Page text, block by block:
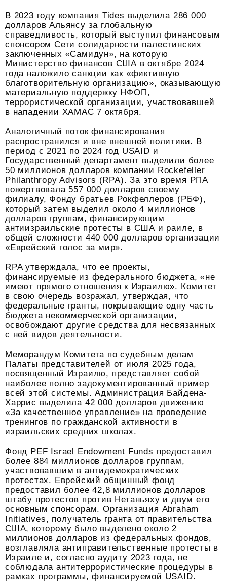
В 2023 году компания Tides выделила 286 000
долларов Альянсу за глобальную
справедливость, который выступил финансовым
спонсором Сети солидарности палестинских
заключенных «Самидун», на которую
Министерство финансов США в октябре 2024
года наложило санкции как «фиктивную
благотворительную организацию», оказывающую
материальную поддержку НФОП,
террористической организации, участвовавшей
в нападении ХАМАС 7 октября.
Аналогичный поток финансирования
распространился и вне внешней политики. В
период с 2021 по 2024 год USAID и
Государственный департамент выделили более
50 миллионов долларов компании Rockefeller
Philanthropy Advisors (RPA). За это время РПА
пожертвовала 557 000 долларов своему
филиалу, Фонду братьев Рокфеллеров (РБФ),
который затем выделил около 4 миллионов
долларов группам, финансирующим
антиизраильские протесты в США и раиле, в
общей сложности 440 000 долларов организации
«Еврейский голос за мир».
RPA утверждала, что ее проекты,
финансируемые из федерального бюджета, «не
имеют прямого отношения к Израилю». Комитет
в свою очередь возражал, утверждая, что
федеральные гранты, покрывающие одну часть
бюджета некоммерческой организации,
освобождают другие средства для несвязанных
с ней видов деятельности.
Меморандум Комитета по судебным делам
Палаты представителей от июля 2025 года,
посвященный Израилю, представляет собой
наиболее полно задокументированный пример
всей этой системы. Администрация Байдена-
Харрис выделила 42 000 долларов движению
«За качественное управление» на проведение
тренингов по гражданской активности в
израильских средних школах.
Фонд PEF Israel Endowment Funds предоставил
более 884 миллионов долларов группам,
участвовавшим в антидемократических
протестах. Еврейский общинный фонд
предоставил более 42,8 миллионов долларов
штабу протестов против Нетаньяху и двум его
основным спонсорам. Организация Abraham
Initiatives, получатель гранта от правительства
США, которому было выделено около 2
миллионов долларов из федеральных фондов,
возглавляла антиправительственные протесты в
Израиле и, согласно аудиту 2023 года, не
соблюдала антитеррористические процедуры в
рамках программы, финансируемой USAID.